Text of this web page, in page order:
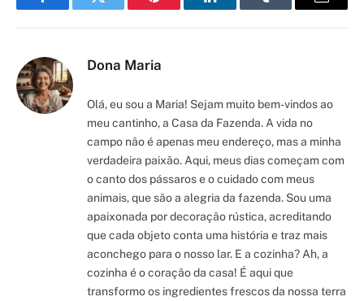
FacebookTwitter Pinterest LinkedInTumblr Email
Dona Maria
Olá, eu sou a Maria! Sejam muito bem-vindos ao
meu cantinho, a Casa da Fazenda. A vida no
campo não é apenas meu endereço, mas a minha
verdadeira paixão. Aqui, meus dias começam com
o canto dos pássaros e o cuidado com meus
animais, que são a alegria da fazenda. Sou uma
apaixonada por decoração rústica, acreditando
que cada objeto conta uma história e traz mais
aconchego para o nosso lar. E a cozinha? Ah, a
cozinha é o coração da casa! É aqui que
transformo os ingredientes frescos da nossa terra